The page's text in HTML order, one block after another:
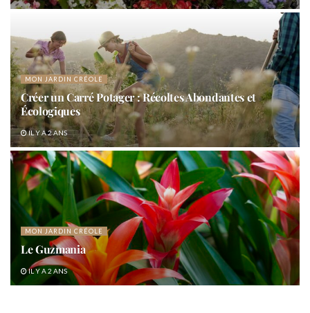
MON JARDIN CRÉOLE
Créer un Carré Potager : Récoltes Abondantes et
Écologiques
IL Y A 2 ANS
MON JARDIN CRÉOLE
Le Guzmania
IL Y A 2 ANS